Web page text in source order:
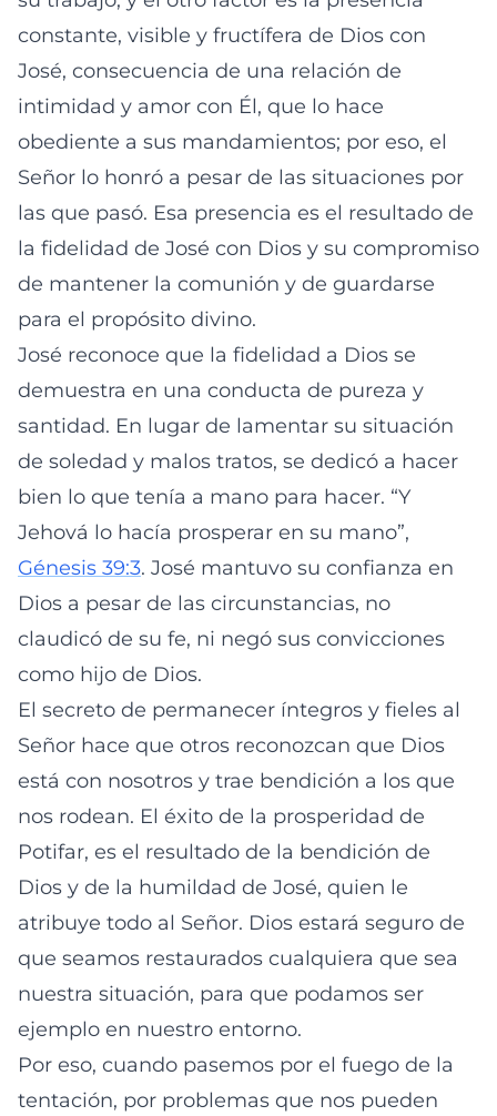
constante, visible y fructífera de Dios con
José, consecuencia de una relación de
intimidad y amor con Él, que lo hace
obediente a sus mandamientos; por eso, el
Señor lo honró a pesar de las situaciones por
las que pasó. Esa presencia es el resultado de
la fidelidad de José con Dios y su compromiso
de mantener la comunión y de guardarse
para el propósito divino.
José reconoce que la fidelidad a Dios se
demuestra en una conducta de pureza y
santidad. En lugar de lamentar su situación
de soledad y malos tratos, se dedicó a hacer
bien lo que tenía a mano para hacer. “Y
Jehová lo hacía prosperar en su mano”,
Génesis 39:3. José mantuvo su confianza en
Dios a pesar de las circunstancias, no
claudicó de su fe, ni negó sus convicciones
como hijo de Dios.
El secreto de permanecer íntegros y fieles al
Señor hace que otros reconozcan que Dios
está con nosotros y trae bendición a los que
nos rodean. El éxito de la prosperidad de
Potifar, es el resultado de la bendición de
Dios y de la humildad de José, quien le
atribuye todo al Señor. Dios estará seguro de
que seamos restaurados cualquiera que sea
nuestra situación, para que podamos ser
ejemplo en nuestro entorno.
Por eso, cuando pasemos por el fuego de la
tentación, por problemas que nos pueden